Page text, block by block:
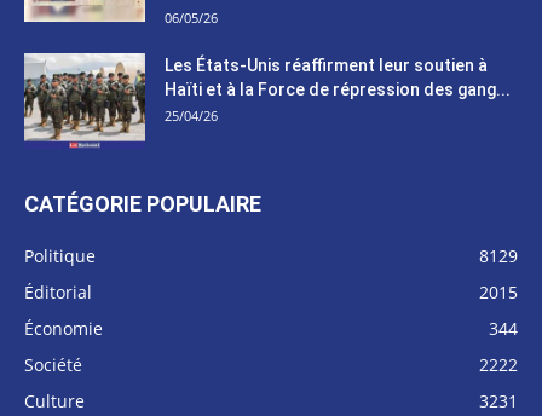
06/05/26
Les États-Unis réaffirment leur soutien à
Haïti et à la Force de répression des gang...
25/04/26
CATÉGORIE POPULAIRE
Politique
8129
Éditorial
2015
Économie
344
Société
2222
Culture
3231